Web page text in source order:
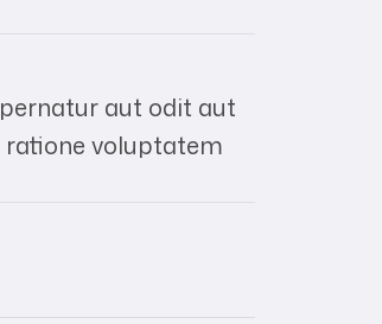
aut odit aut
ratione voluptatem